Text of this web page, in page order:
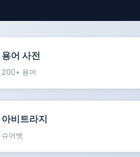
용어 사전
200+ 용어
아비트라지
슈어벳